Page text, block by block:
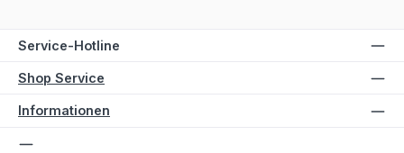
Service-Hotline
Shop Service
Informationen